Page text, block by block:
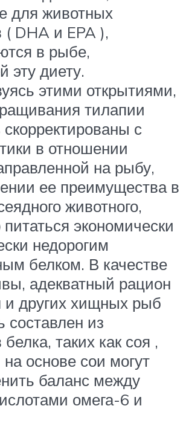
для животных
( DHA и EPA ),
в рыбе,
эту диету.
этими открытиями,
тилапии
с
в отношении
на рыбу,
ее преимущества в
животного,
питаться экономически
недорогим
белком. В качестве
адекватный рацион
и других хищных рыб
составлен из
таких как соя ,
основе сои могут
баланс между
омега-6 и